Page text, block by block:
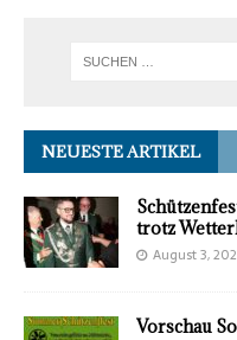
NEUESTE ARTIKEL
trotz
August 3,
Vorschau